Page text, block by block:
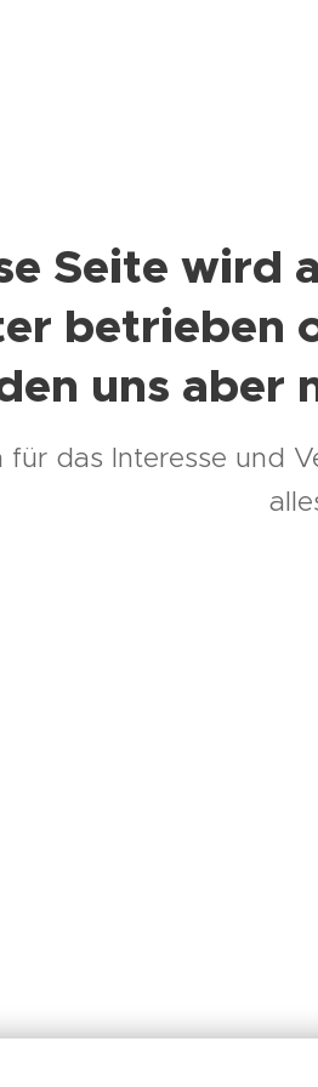
Seite wird
betrieben
uns aber
für das Interesse und